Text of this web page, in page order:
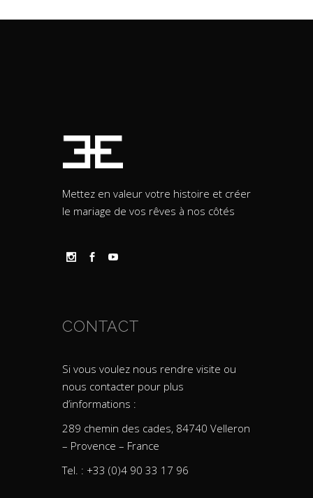
Mettez en valeur votre histoire et créer
le mariage de vos rêves à nos côtés
CONTACT
Si vous voulez nous rendre visite ou
nous contacter pour plus
d’informations :
289 chemin des cades, 84740 Velleron
– Provence – France
Tel. : +33 (0)4 90 33 17 96